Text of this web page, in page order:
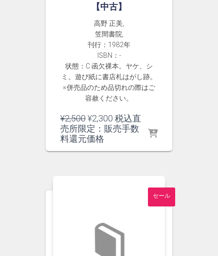
【中古】
高野 正美,
笠間書院,
刊行：1982年
ISBN：-
状態：C 函欠裸本。ヤケ、シ
ミ。遊び紙に書店札はがし跡。
※併売品のため品切れの際はご
容赦ください。
¥2,500元
の
価
¥2,300 現
在
税込直
売所限定：販売手数
料還元価格
セール